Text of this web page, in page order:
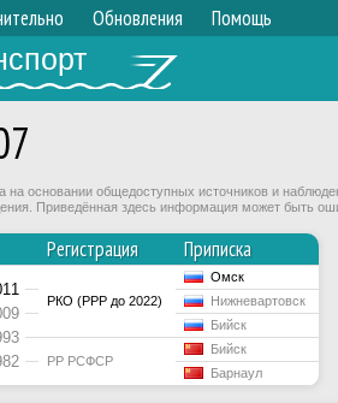
Обновления Помощь
основании общедоступных источников и
Приведённая здесь информация может быть
Регистрация Приписка
РКО (РРР до 2022)
Омск
Нижневартовск
Бийск
РР РСФСР
Бийск
Барнаул